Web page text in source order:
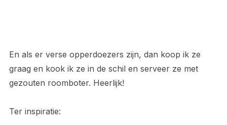
En als er verse opperdoezers zijn, dan koop ik ze
graag en kook ik ze in de schil en serveer ze met
gezouten roomboter. Heerlijk!
Ter inspiratie: